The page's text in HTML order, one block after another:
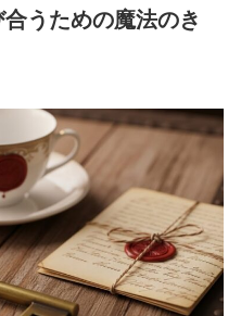
うための魔法のき